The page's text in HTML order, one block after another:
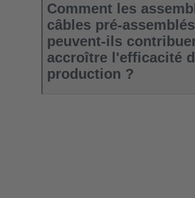
Comment les
câbles pré-assemblés
peuvent-ils
accroître l'efficacité
production ?